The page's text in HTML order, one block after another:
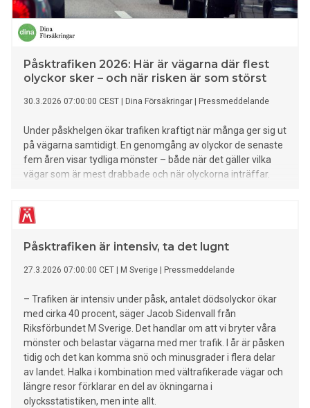
Påsktrafiken 2026: Här är vägarna där flest
olyckor sker – och när risken är som störst
30.3.2026 07:00:00 CEST Dina Försäkringar Pressmeddelande
Under påskhelgen ökar trafiken kraftigt när många ger sig ut
på vägarna samtidigt. En genomgång av olyckor de senaste
fem åren visar tydliga mönster – både när det gäller vilka
vägar som är mest drabbade och när olyckorna inträffar.
Påsktrafiken är intensiv, ta det lugnt
27.3.2026 07:00:00 CET M Sverige Pressmeddelande
– Trafiken är intensiv under påsk, antalet dödsolyckor ökar
med cirka 40 procent, säger Jacob Sidenvall från
Riksförbundet M Sverige. Det handlar om att vi bryter våra
mönster och belastar vägarna med mer trafik. I år är påsken
tidig och det kan komma snö och minusgrader i flera delar
av landet. Halka i kombination med vältrafikerade vägar och
längre resor förklarar en del av ökningarna i
olycksstatistiken, men inte allt.